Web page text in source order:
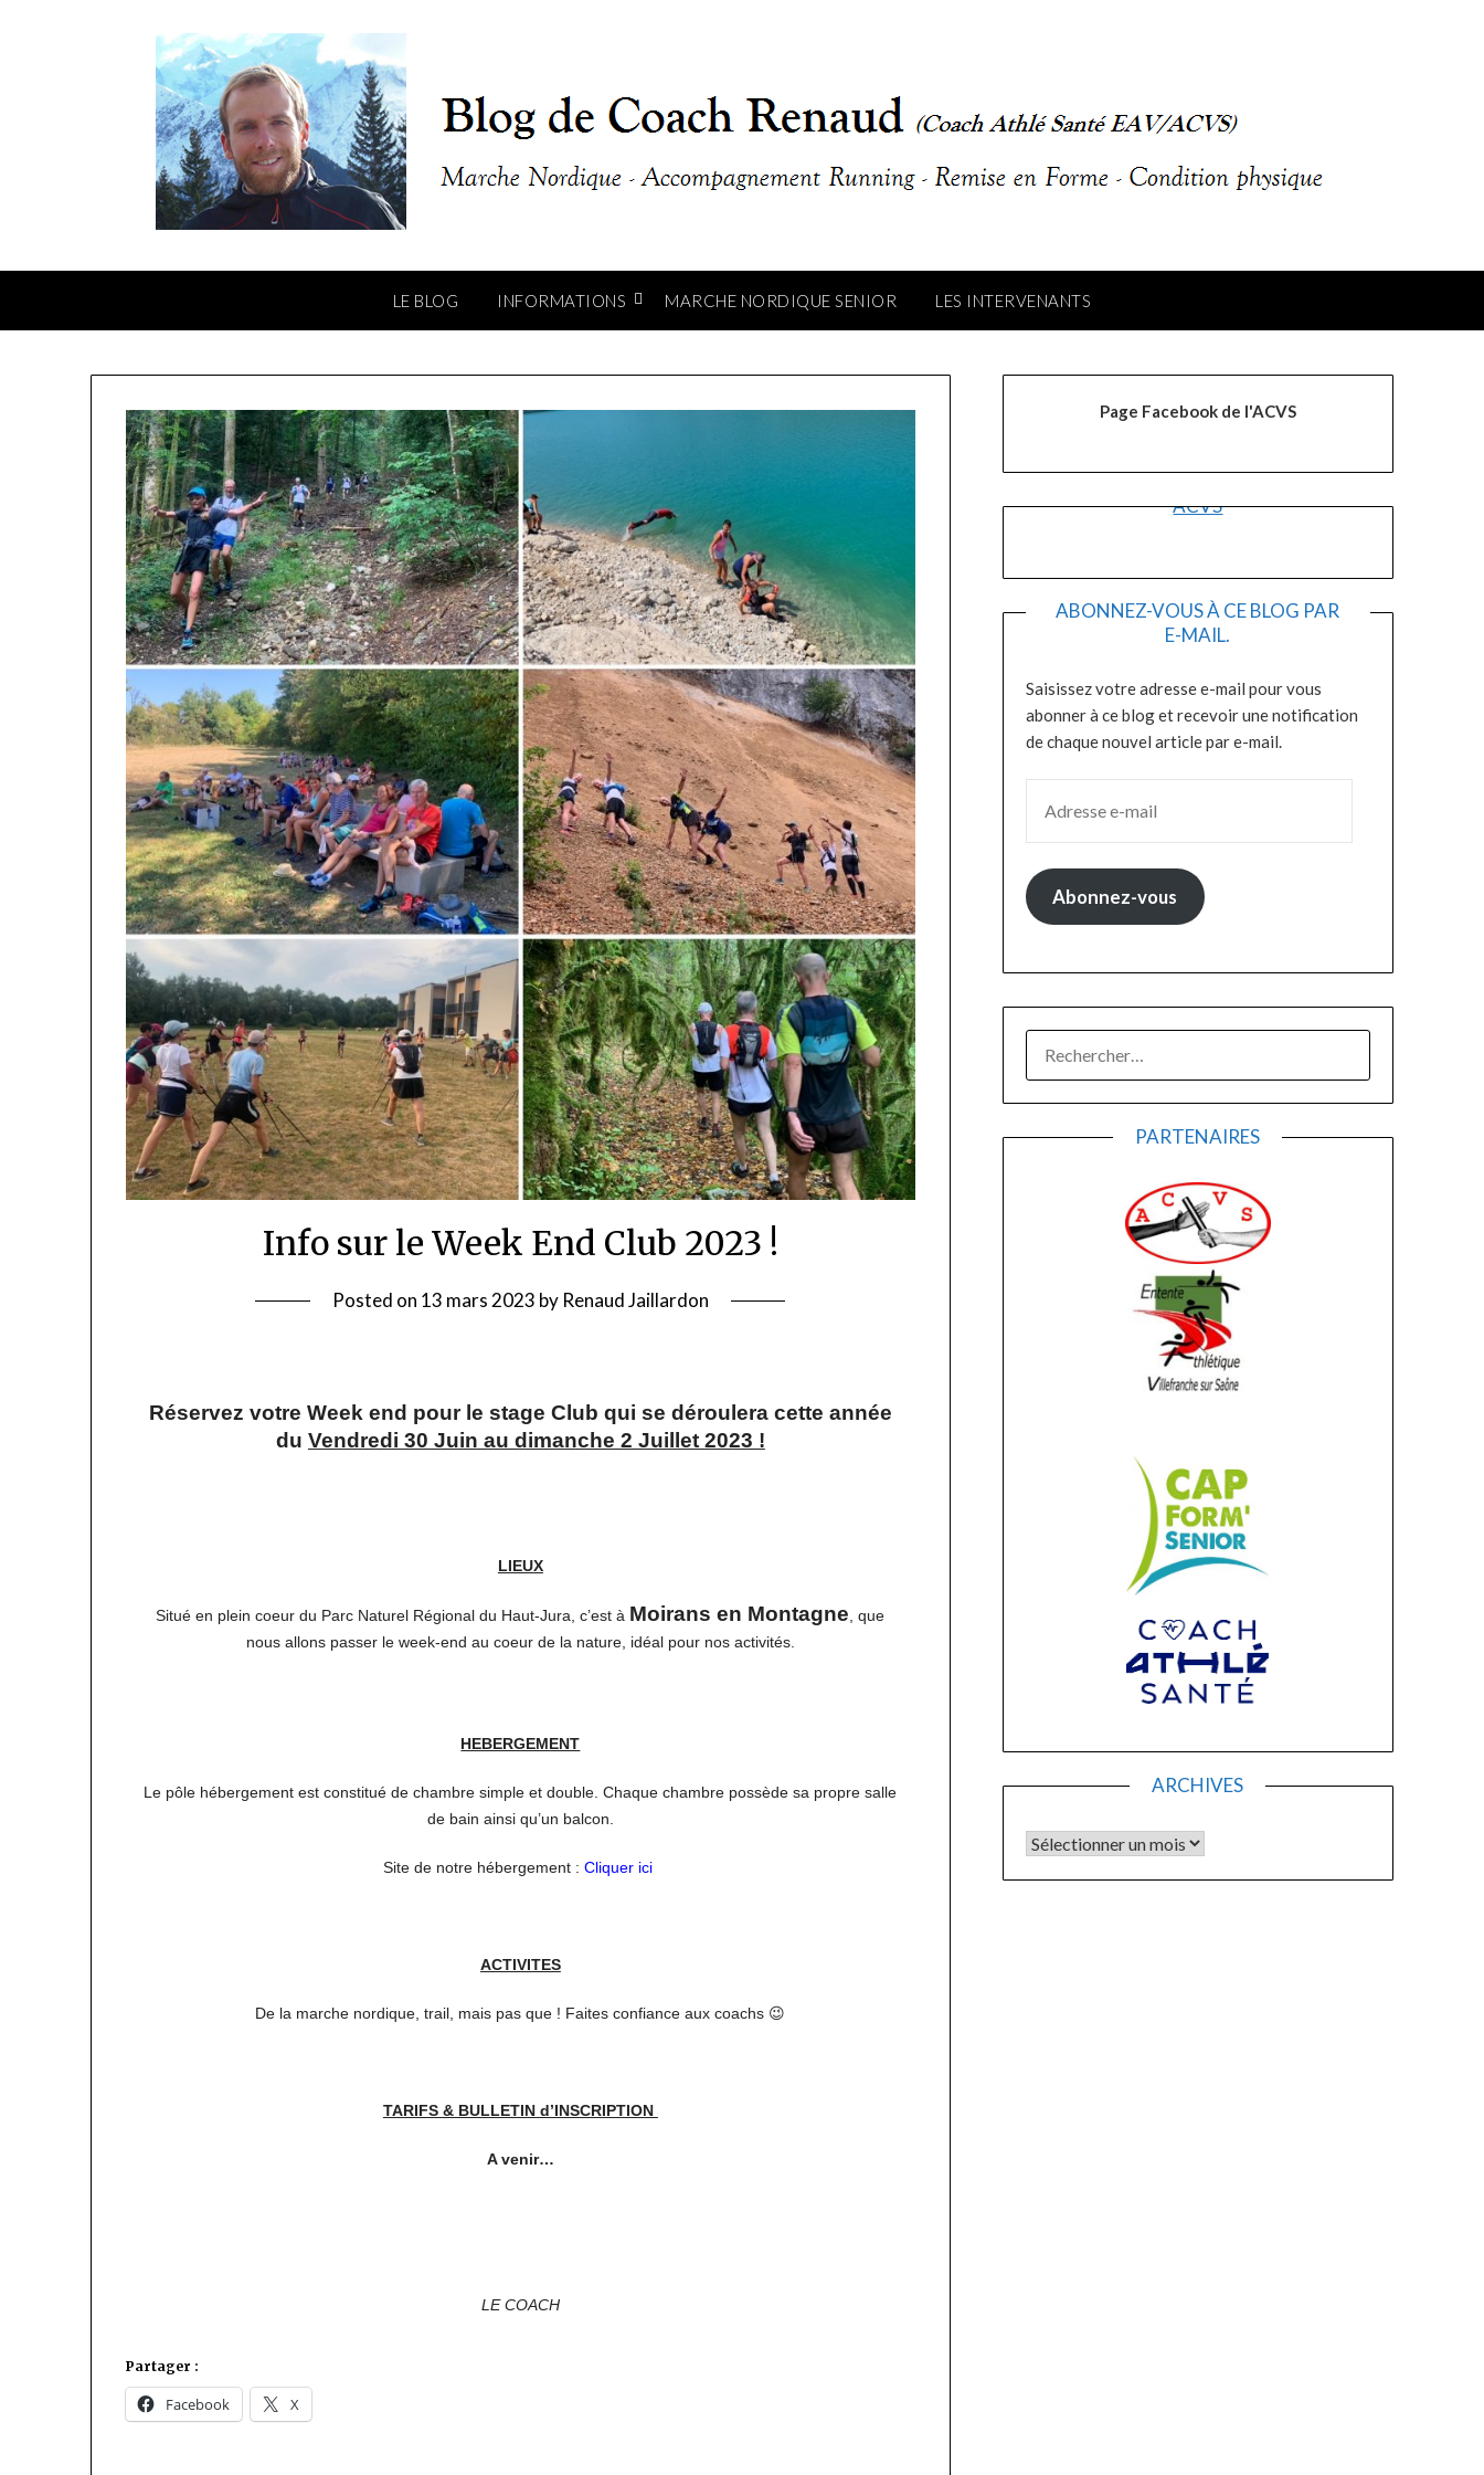
LE BLOG INFORMATIONS MARCHE NORDIQUE SENIOR LES INTERVENANTS
Info sur le Week End Club 2023 !
Posted on 13 mars 2023 by Renaud Jaillardon
Réservez votre Week end pour le stage Club qui se déroulera cette année
du Vendredi 30 Juin au dimanche 2 Juillet 2023 !
LIEUX
Situé en plein coeur du Parc Naturel Régional du Haut-Jura, c’est à Moirans en Montagne , que
nous allons passer le week-end au coeur de la nature, idéal pour nos activités.
HEBERGEMENT
Le pôle hébergement est constitué de chambre simple et double. Chaque chambre possède sa propre salle
de bain ainsi qu’un balcon.
Site de notre hébergement :Cliquer ici
ACTIVITES
De la marche nordique, trail, mais pas que ! Faites confiance aux coachs 😉
TARIFS & BULLETIN d’INSCRIPTION
A venir…
LE COACH
Partager :
Facebook X
Page Facebook de l'ACVS
ACVS
ABONNEZ-VOUS À CE BLOG PAR
E-MAIL.
Saisissez votre adresse e-mail pour vous
abonner à ce blog et recevoir une notification
de chaque nouvel article par e-mail.
Abonnez-vous
PARTENAIRES
ARCHIVES